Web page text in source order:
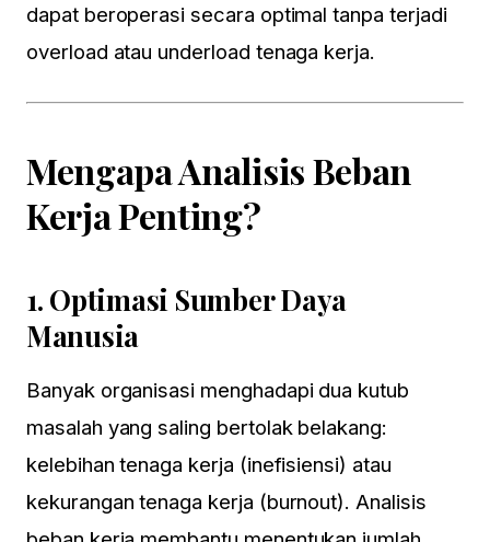
dapat beroperasi secara optimal tanpa terjadi
overload atau underload tenaga kerja.
Mengapa Analisis Beban
Kerja Penting?
1. Optimasi Sumber Daya
Manusia
Banyak organisasi menghadapi dua kutub
masalah yang saling bertolak belakang:
kelebihan tenaga kerja (inefisiensi) atau
kekurangan tenaga kerja (burnout). Analisis